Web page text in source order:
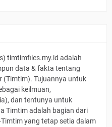
timtimfiles.my.id adalah
data & fakta tentang
(Timtim). Tujuannya untuk
keilmuan,
dan tentunya untuk
Timtim adalah bagian dari
yang tetap setia dalam